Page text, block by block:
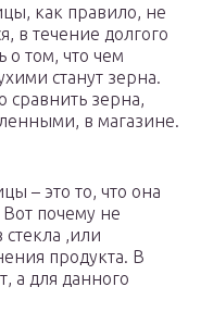
как правило, не
в течение долгого
том, что чем
станут зерна.
сравнить зерна,
в магазине.
– это то, что она
почему не
стекла ,или
продукта. В
а для данного